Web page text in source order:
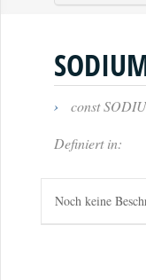
›
const
Definiert in:
Noch keine